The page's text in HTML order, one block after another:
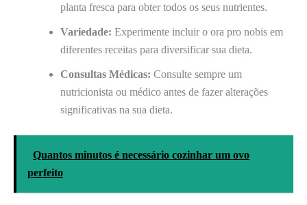
planta fresca para obter todos os seus nutrientes.
Variedade: Experimente incluir o ora pro nobis em
diferentes receitas para diversificar sua dieta.
Consultas Médicas: Consulte sempre um
nutricionista ou médico antes de fazer alterações
significativas na sua dieta.
Quantos minutos é necessário cozinhar um ovo
perfeito